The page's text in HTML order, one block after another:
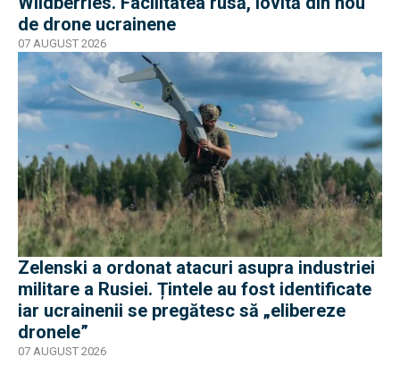
de drone ucrainene
07 AUGUST 2026
Zelenski a ordonat atacuri asupra industriei
militare a Rusiei. Țintele au fost identificate
iar ucrainenii se pregătesc să „elibereze
dronele”
07 AUGUST 2026